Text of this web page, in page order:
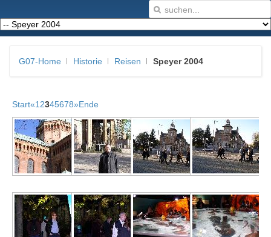
G07-Home Historie Reisen Speyer 2004
Start«1 2345678»Ende